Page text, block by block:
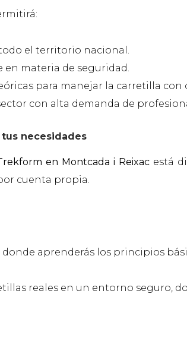
el territorio nacional.
materia de seguridad.
para manejar la carretilla con
con alta demanda de
necesidades
en Montcada i Reixac está
cuenta propia.
aprenderás los principios
reales en un entorno seguro,